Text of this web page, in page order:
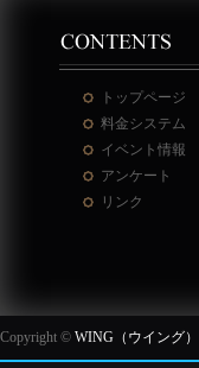
トップページ
料金システム
イベント情報
アンケート
リンク
Copyright © WING（ウイング）